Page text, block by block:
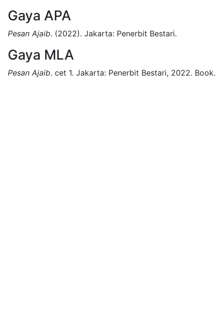
Gaya APA
Pesan Ajaib. (2022). Jakarta: Penerbit Bestari.
Gaya MLA
Pesan Ajaib. cet 1. Jakarta: Penerbit Bestari, 2022. Book.